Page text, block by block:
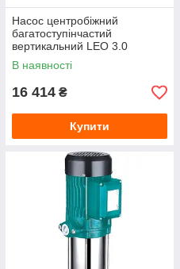
Насос центробіжний
багатоступінчастий
вертикальний LEO 3.0
EVPm2-9 1,5 кВт, Hmax 105
м, Qmax 67 л/хв для води,
В наявності
16 414 ₴
Купити